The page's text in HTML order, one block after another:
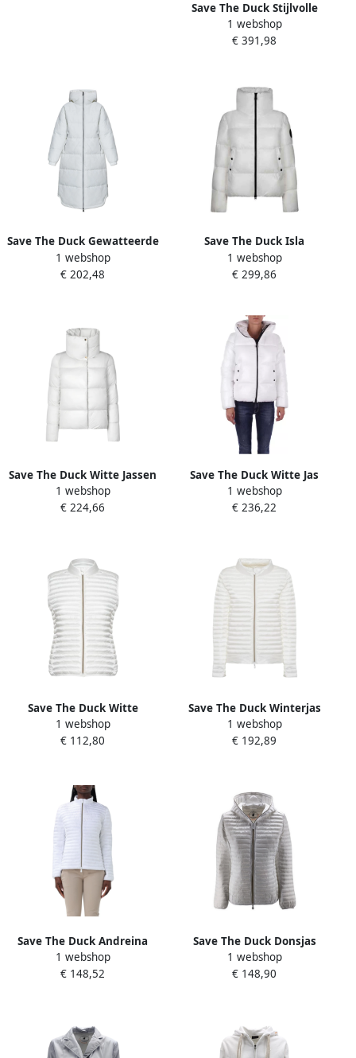
Save The Duck Stijlvolle
winterjas met Shanon
White Dames
1 webshop
€ 391,98
Save The Duck Gewatteerde
jas Halesia White Dames
1 webshop
€ 202,48
Save The Duck Isla
Winterjas met Laquà©
Finish White Dames
1 webshop
€ 299,86
Save The Duck Witte Jassen
met Elegant Ontwerp White
Dames
1 webshop
€ 224,66
Save The Duck Witte Jas
met Capuchon en Zijlogo
met Ritssluiting White
1 webshop
€ 236,22
Save The Duck Witte
Mouwloze Jas met Gouden
Rits White Dames
1 webshop
€ 112,80
Save The Duck Winterjas
White Dames
1 webshop
€ 192,89
Save The Duck Andreina
Light Jacket White Dames
1 webshop
€ 148,52
Save The Duck Donsjas
White Dames
1 webshop
€ 148,90